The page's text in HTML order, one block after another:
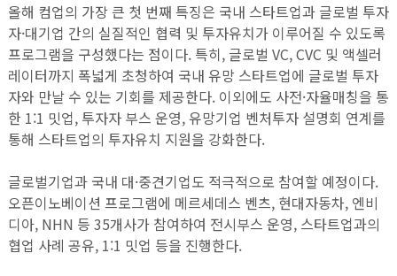
올해 컴업의 가장 큰 첫 번째 특징은 국내 스타트업과 글로벌 투자
자·대기업 간의 실질적인 협력 및 투자유치가 이루어질 수 있도록
프로그램을 구성했다는 점이다. 특히, 글로벌 VC, CVC 및 액셀러
레이터까지 폭넓게 초청하여 국내 유망 스타트업에 글로벌 투자
자와 만날 수 있는 기회를 제공한다. 이외에도 사전·자율매칭을 통
한 1:1 밋업, 투자자 부스 운영, 유망기업 벤처투자 설명회 연계를
통해 스타트업의 투자유치 지원을 강화한다.
글로벌기업과 국내 대·중견기업도 적극적으로 참여할 예정이다.
오픈이노베이션 프로그램에 메르세데스 벤츠, 현대자동차, 엔비
디아, NHN 등 35개사가 참여하여 전시부스 운영, 스타트업과의
협업 사례 공유, 1:1 밋업 등을 진행한다.